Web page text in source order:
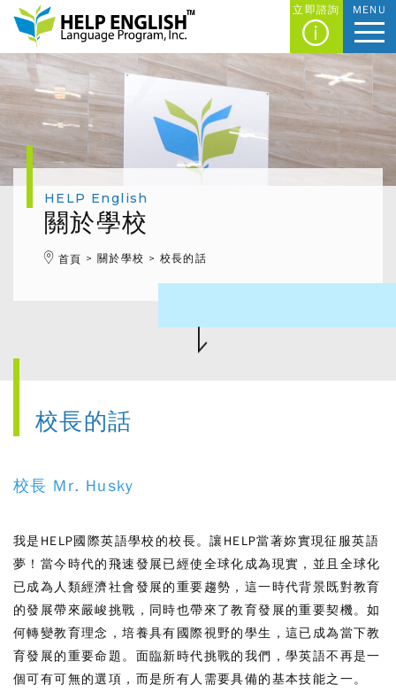
立即諮詢 MENU
HELP English
關於學校
首頁 關於學校 校長的話
校長的話
校長 Mr. Husky
我是HELP國際英語學校的校長。讓HELP當著妳實現征服英語
夢！當今時代的飛速發展已經使全球化成為現實，並且全球化
已成為人類經濟社會發展的重要趨勢，這一時代背景既對教育
的發展帶來嚴峻挑戰，同時也帶來了教育發展的重要契機。如
何轉變教育理念，培養具有國際視野的學生，這已成為當下教
育發展的重要命題。面臨新時代挑戰的我們，學英語不再是一
個可有可無的選項，而是所有人需要具備的基本技能之一。